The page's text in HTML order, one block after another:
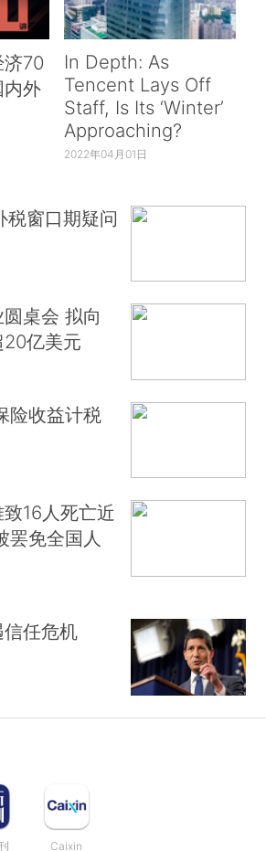
70
内外
In Depth: As
Tencent Lays Off
Staff, Is Its ‘Winter’
Approaching?
2022年04月01日
税窗口期疑问
桌会 拟向
亿美元
险收益计税
16人死亡近
罢免全国人
任危机
Caixin